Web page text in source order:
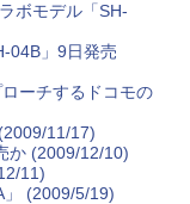
ボモデル「SH-
04B」9日発売
ーチするドコモの
11/17)
か(2009/12/10)
11)
(2009/5/19)